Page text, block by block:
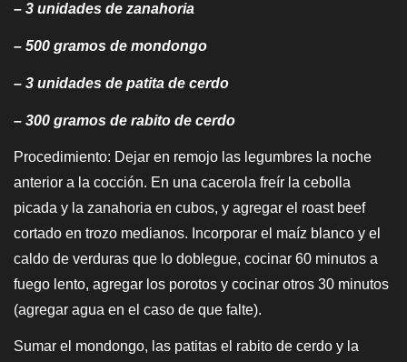
– 3 unidades de zanahoria
– 500 gramos de mondongo
– 3 unidades de patita de cerdo
– 300 gramos de rabito de cerdo
Procedimiento: Dejar en remojo las legumbres la noche
anterior a la cocción. En una cacerola freír la cebolla
picada y la zanahoria en cubos, y agregar el roast beef
cortado en trozo medianos. Incorporar el maíz blanco y el
caldo de verduras que lo doblegue, cocinar 60 minutos a
fuego lento, agregar los porotos y cocinar otros 30 minutos
(agregar agua en el caso de que falte).
Sumar el mondongo, las patitas el rabito de cerdo y la